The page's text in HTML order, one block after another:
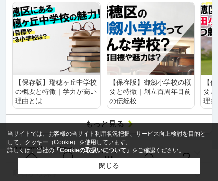
【保存版】瑞穂ヶ丘中学校
の概要と特徴｜学力が高い
理由とは
【保存版】御劔小学校の概
要と特徴｜創立百周年目前
の伝統校
【
要
理
もっと見る
問い合せ
市区町村から探す
町名から探す
当サイトでは、お客様の当サイト利用状況把握、サービス向上検討を目的と
して、クッキー（Cookie）を使用しています。
詳しくは、当社の「Cookieの取扱いについて」 をご確認ください。
閉じる